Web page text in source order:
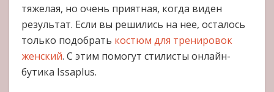
тяжелая, но очень приятная, когда виден
результат. Если вы решились на нее, осталось
только подобрать костюм для тренировок
женский. С этим помогут стилисты онлайн-
бутика Issaplus.